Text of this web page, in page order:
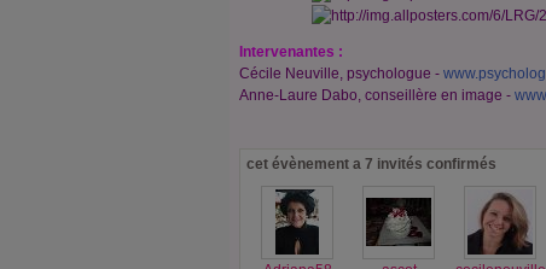
Intervenantes :
Cécile Neuville, psychologue -
Anne-Laure Dabo, conseillère en image -
cet évènement a 7 invités confirmés